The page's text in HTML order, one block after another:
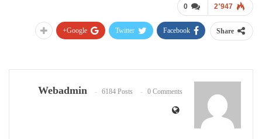
0 2٬947
Share
Facebook
Twitter
Google+
Webadmin 6184 Posts 0 Comments